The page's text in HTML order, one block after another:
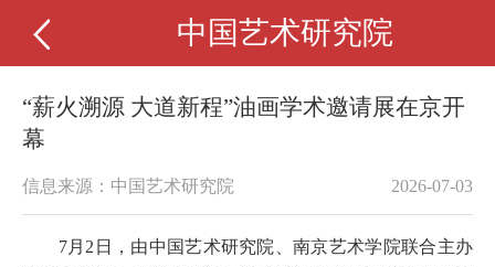
中国艺术研究院
“薪火溯源 大道新程”油画学术邀请展在京开
幕
信息来源：中国艺术研究院 2026-07-03
7月2日，由中国艺术研究院、南京艺术学院联合主办